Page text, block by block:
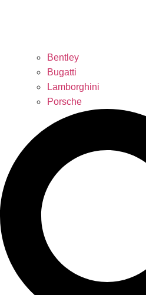
Bentley
Bugatti
Lamborghini
Porsche